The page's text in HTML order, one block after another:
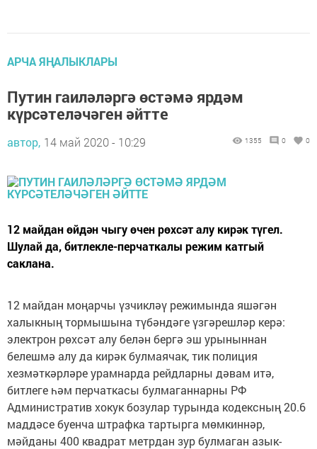
АРЧА ЯҢАЛЫКЛАРЫ
Путин гаиләләргә өстәмә ярдәм
күрсәтеләчәген әйтте
автор, 14 май 2020 - 10:29 1355 0 0
12 майдан өйдән чыгу өчен рөхсәт алу кирәк түгел.
Шулай да, битлекле-перчаткалы режим катгый
саклана.
12 майдан моңарчы үзчикләү режимында яшәгән
халыкның тормышына түбәндәге үзгәрешләр керә:
электрон рөхсәт алу белән бергә эш урыныннан
белешмә алу да кирәк булмаячак, тик полиция
хезмәткәрләре урамнарда рейдларны дәвам итә,
битлеге һәм перчаткасы булмаганнарны РФ
Административ хокук бозулар турында кодексның 20.6
маддәсе буенча штрафка тартырга мөмкиннәр,
мәйданы 400 квадрат метрдан зур булмаган азык-